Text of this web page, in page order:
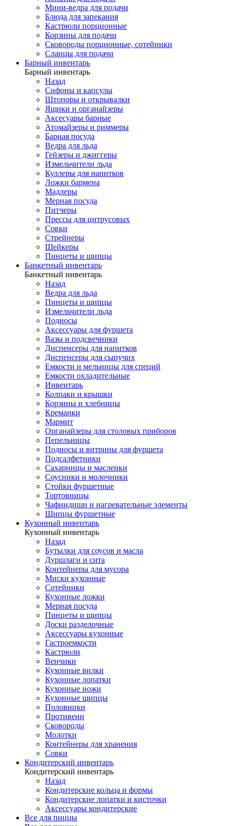
Мини-ведра для подачи
Блюда для запекания
Кастрюли порционные
Корзины для подачи
Сковороды порционные, сотейники
Сланцы для подачи
Барный инвентарь
Барный инвентарь
Назад
Сифоны и капсулы
Штопоры и открывалки
Ящики и органайзеры
Аксесуары барные
Атомайзеры и риммеры
Барная посуда
Ведра для льда
Гейзеры и джиггеры
Измельчители льда
Куллеры для напитков
Ложки бармена
Мадлеры
Мерная посуда
Питчеры
Прессы для цитрусовых
Совки
Стрейнеры
Шейкеры
Пинцеты и щипцы
Банкетный инвентарь
Банкетный инвентарь
Назад
Ведра для льда
Пинцеты и щипцы
Измельчители льда
Подносы
Аксессуары для фуршета
Вазы и подсвечники
Диспенсеры для напитков
Диспенсеры для сыпучих
Емкости и мельницы для специй
Емкости охладительные
Инвентарь
Колпаки и крышки
Корзины и хлебницы
Креманки
Мармит
Органайзеры для столовых приборов
Пепельницы
Подносы и витрины для фуршета
Подсалфетники
Сахарницы и масленки
Соусники и молочники
Стойки фуршетные
Тортовницы
Чафиндиши и нагревательные элементы
Щипцы фуршетные
Кухонный инвентарь
Кухонный инвентарь
Назад
Бутылки для соусов и масла
Дуршлаги и сита
Контейнеры для мусора
Миски кухонные
Сотейники
Кухонные ложки
Мерная посуда
Пинцеты и щипцы
Доски разделочные
Аксессуары кухонные
Гастроемкости
Кастрюли
Венчики
Кухонные вилки
Кухонные лопатки
Кухонные ножи
Кухонные щипцы
Половники
Противени
Сковороды
Молотки
Контейнеры для хранения
Совки
Кондитерский инвентарь
Кондитерский инвентарь
Назад
Кондитерские кольца и формы
Кондитерские лопатки и кисточки
Аксессуары кондитерские
Все для пиццы